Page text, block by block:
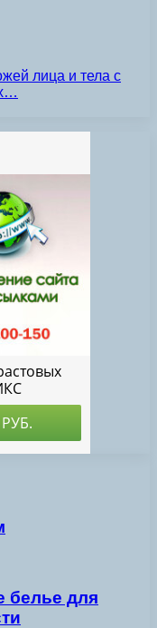
лица и тела с
белье для